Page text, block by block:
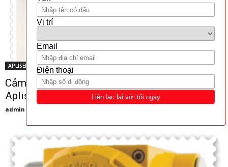
APLISENS
Cảm biến nhiệt độ Aplisens APT-2000ALW –
Aplisens Viet Nam
admin